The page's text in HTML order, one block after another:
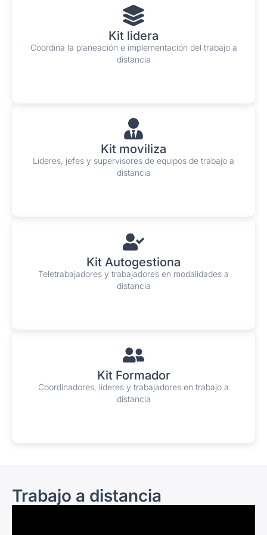
Kit lidera
Coordina la planeación e implementación del trabajo a
distancia
Kit moviliza
Líderes, jefes y supervisores de equipos de trabajo a
distancia
Kit Autogestiona
Teletrabajadores y trabajadores en modalidades a
distancia
Kit Formador
Coordinadores, líderes y trabajadores en trabajo a
distancia
Trabajo a distancia